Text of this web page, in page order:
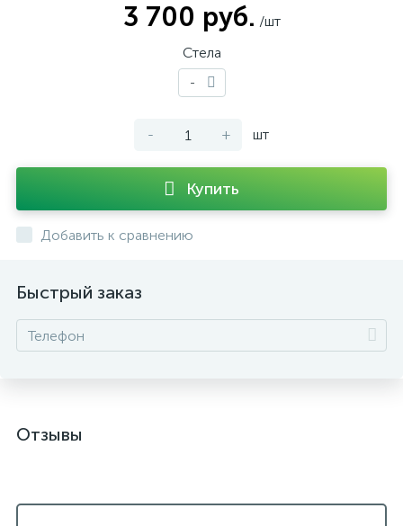
3 700 руб. /шт
Стела
-
- + шт
Купить
Добавить к сравнению
Быстрый заказ
Отзывы